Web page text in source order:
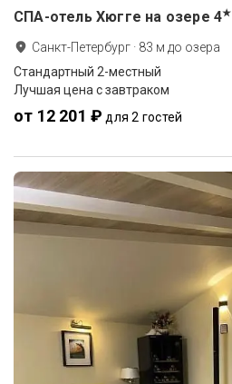
СПА-отель Хюгге на озере 4★
Санкт-Петербург · 83 м до озера
Стандартный 2-местный
Лучшая цена с завтраком
от 12 201 ₽ для 2 гостей